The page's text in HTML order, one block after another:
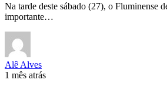
Na tarde deste sábado (27), o Fluminense
importante…
Alê Alves
1 mês atrás